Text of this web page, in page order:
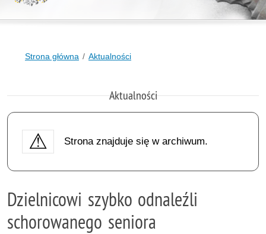
Strona główna Aktualności
Aktualności
Strona znajduje się w archiwum.
Dzielnicowi szybko odnaleźli
schorowanego seniora